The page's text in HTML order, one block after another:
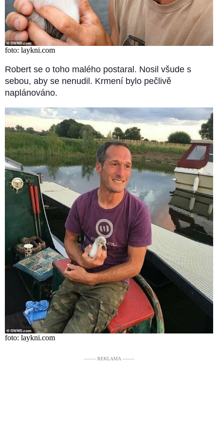
foto: laykni.com
Robert se o toho malého postaral. Nosil všude s
sebou, aby se nenudil. Krmení bylo pečlivě
naplánováno.
foto: laykni.com
––––– REKLAMA –––––